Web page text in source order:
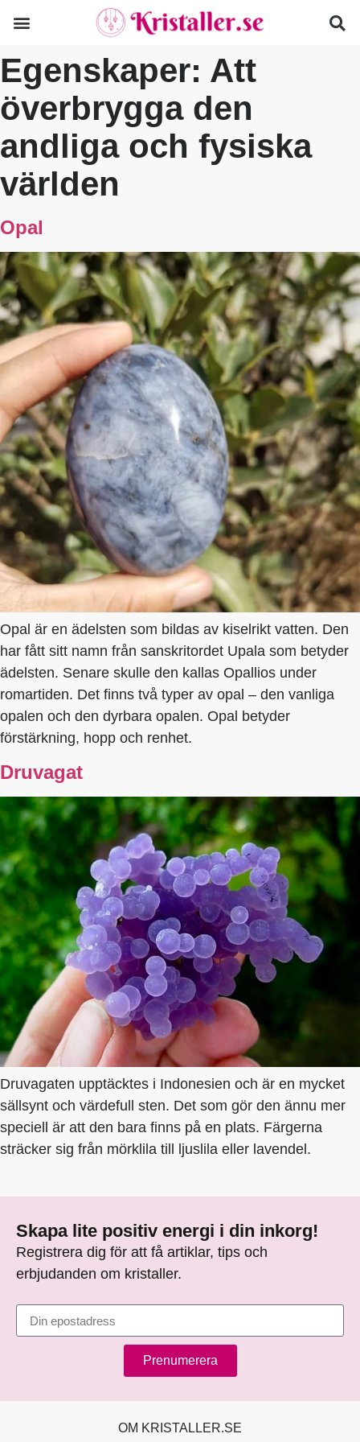
Egenskaper: Att
överbrygga den
andliga och fysiska
världen
Opal
Opal är en ädelsten som bildas av kiselrikt vatten. Den
har fått sitt namn från sanskritordet Upala som betyder
ädelsten. Senare skulle den kallas Opallios under
romartiden. Det finns två typer av opal – den vanliga
opalen och den dyrbara opalen. Opal betyder
förstärkning, hopp och renhet.
Druvagat
Druvagaten upptäcktes i Indonesien och är en mycket
sällsynt och värdefull sten. Det som gör den ännu mer
speciell är att den bara finns på en plats. Färgerna
sträcker sig från mörklila till ljuslila eller lavendel.
Skapa lite positiv energi i din inkorg!
Registrera dig för att få artiklar, tips och
erbjudanden om kristaller.
Prenumerera
OM KRISTALLER.SE